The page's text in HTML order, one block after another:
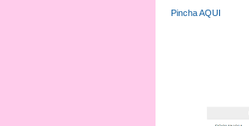
Pincha AQUI